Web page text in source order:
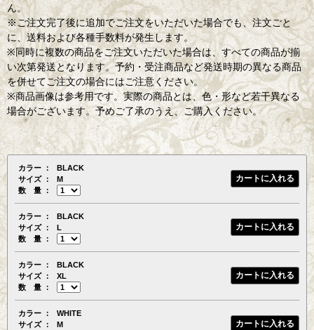
ん。
※ご注文完了後に追加でご注文をいただいた場合でも、注文ごと
に、送料および各種手数料が発生します。
※同時に複数の商品をご注文いただいた場合は、すべての商品が揃
い次第発送となります。予約・受注商品など発送時期の異なる商品
を併せてご注文の場合にはご注意ください。
※商品画像は参考用です。実際の商品とは、色・形など若干異なる
場合がございます。予めご了承のうえ、ご購入ください。
カラー
BLACK
サイズ
M
数 量
カラー
BLACK
サイズ
L
数 量
カラー
BLACK
サイズ
XL
数 量
カラー
WHITE
サイズ
M